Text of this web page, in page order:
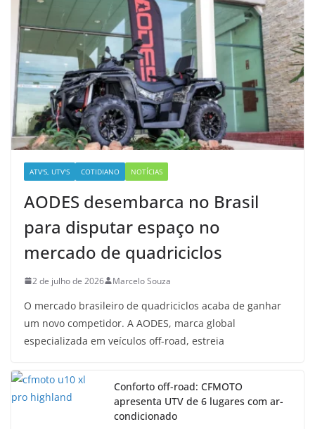
ATV'S, UTV'S COTIDIANO NOTÍCIAS
AODES desembarca no Brasil
para disputar espaço no
mercado de quadriciclos
2 de julho de 2026 Marcelo Souza
O mercado brasileiro de quadriciclos acaba de ganhar
um novo competidor. A AODES, marca global
especializada em veículos off-road, estreia
Conforto off-road: CFMOTO
apresenta UTV de 6 lugares com ar-
condicionado